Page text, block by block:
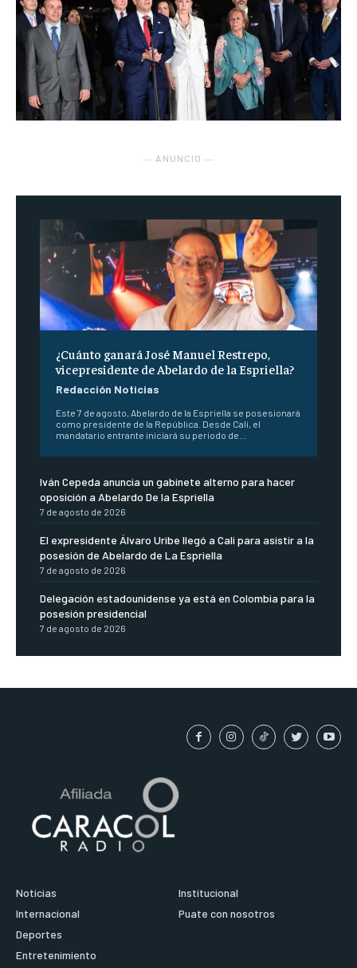
― ANUNCIO ―
¿Cuánto ganará José Manuel Restrepo,
vicepresidente de Abelardo de la Espriella?
Redacción Noticias
Este 7 de agosto, Abelardo de la Espriella se posesionará
como presidente de la República. Desde Cali, el
mandatario entrante iniciará su periodo de...
Iván Cepeda anuncia un gabinete alterno para hacer
oposición a Abelardo De la Espriella
7 de agosto de 2026
El expresidente Álvaro Uribe llegó a Cali para asistir a la
posesión de Abelardo de La Espriella
7 de agosto de 2026
Delegación estadounidense ya está en Colombia para la
posesión presidencial
7 de agosto de 2026
Noticias
Internacional
Deportes
Entretenimiento
Institucional
Puate con nosotros